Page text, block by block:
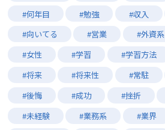
#何年目
#勉強 #収入
#向いてる
#営業 #外資系
#女性
#学習 #学習方法
#将来
#将来性 #常駐
#後悔
#成功 #挫折
#未経験
#業務系 #業界